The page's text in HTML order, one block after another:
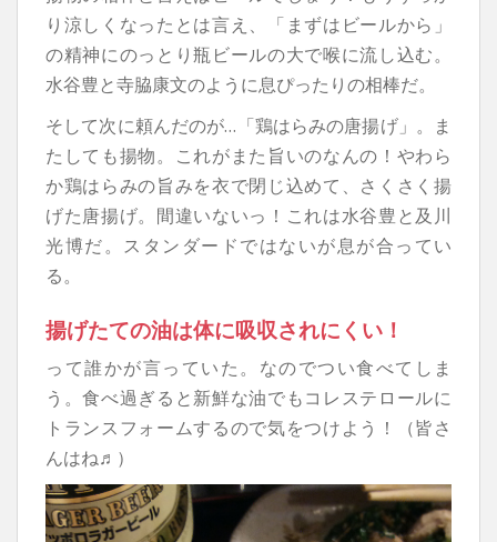
り涼しくなったとは言え、「まずはビールから」
の精神にのっとり瓶ビールの大で喉に流し込む。
水谷豊と寺脇康文のように息ぴったりの相棒だ。
そして次に頼んだのが…「鶏はらみの唐揚げ」。ま
たしても揚物。これがまた旨いのなんの！やわら
か鶏はらみの旨みを衣で閉じ込めて、さくさく揚
げた唐揚げ。間違いないっ！これは水谷豊と及川
光博だ。スタンダードではないが息が合ってい
る。
揚げたての油は体に吸収されにくい！
って誰かが言っていた。なのでつい食べてしま
う。食べ過ぎると新鮮な油でもコレステロールに
トランスフォームするので気をつけよう！（皆さ
んはね♬）